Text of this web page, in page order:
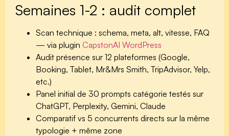
Semaines 1-2 : audit complet
Scan technique : schema, meta, alt, vitesse, FAQ
— via plugin CapstonAI WordPress
Audit présence sur 12 plateformes (Google,
Booking, Tablet, Mr&Mrs Smith, TripAdvisor, Yelp,
etc.)
Panel initial de 30 prompts catégorie testés sur
ChatGPT, Perplexity, Gemini, Claude
Comparatif vs 5 concurrents directs sur la même
typologie + même zone